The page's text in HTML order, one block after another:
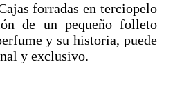
forradas en terciopelo
de un pequeño folleto
y su historia, puede
y exclusivo.